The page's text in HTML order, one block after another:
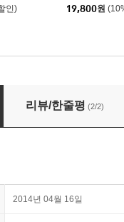
인) 19,800원
리뷰/한줄평 (2/2)
2014년 04월 16일